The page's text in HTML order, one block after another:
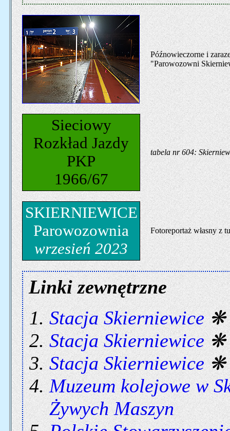
Późnowieczorne i
"Parowozowni
Sieciowy
Rozkład Jazdy
PKP
1966/67
tabela nr 604:
SKIERNIEWICE
Parowozownia
wrzesień 2023
Fotoreportaż własny z
Linki zewnętrzne
Stacja Skierniewice
Stacja Skierniewice
Stacja Skierniewice
Muzeum kolejowe w
Żywych Maszyn